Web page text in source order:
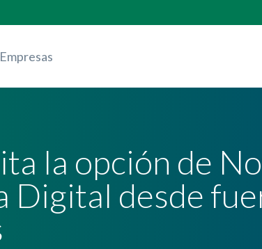
Empresas
la opción de
Digital desde